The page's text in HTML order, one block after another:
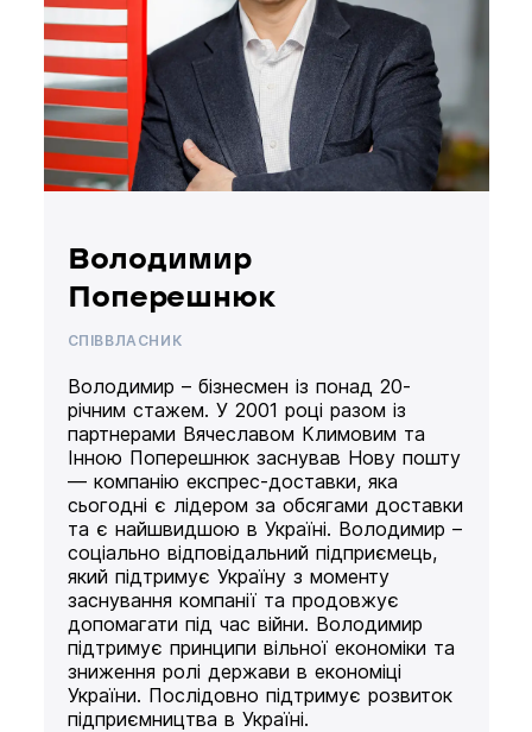
Володимир
Поперешнюк
СПІВВЛАСНИК
Володимир – бізнесмен із понад 20-
річним стажем. У 2001 році разом із
партнерами Вячеславом Климовим та
Інною Поперешнюк заснував Нову пошту
— компанію експрес-доставки, яка
сьогодні є лідером за обсягами доставки
та є найшвидшою в Україні. Володимир –
соціально відповідальний підприємець,
який підтримує Україну з моменту
заснування компанії та продовжує
допомагати під час війни. Володимир
підтримує принципи вільної економіки та
зниження ролі держави в економіці
України. Послідовно підтримує розвиток
підприємництва в Україні.